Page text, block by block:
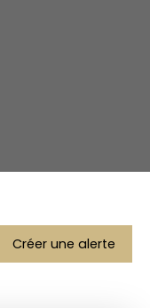
Créer une alerte